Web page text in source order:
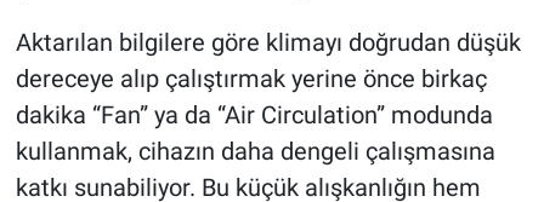
Aktarılan bilgilere göre klimayı doğrudan düşük
dereceye alıp çalıştırmak yerine önce birkaç
dakika “Fan” ya da “Air Circulation” modunda
kullanmak, cihazın daha dengeli çalışmasına
katkı sunabiliyor. Bu küçük alışkanlığın hem